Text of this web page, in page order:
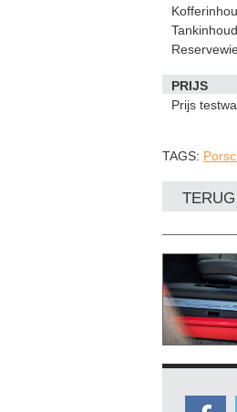
PRIJS
Prijs
TAGS:
TERUG